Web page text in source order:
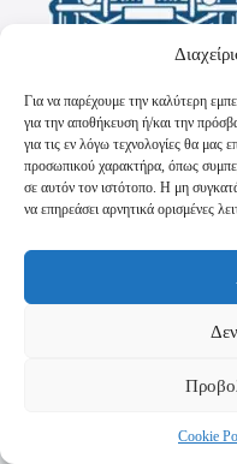
Για να παρέχουμε την καλύτερη
για την αποθήκευση ή/και την
για τις εν λόγω τεχνολογίες θα μας
προσωπικού χαρακτήρα, όπως
σε αυτόν τον ιστότοπο. Η μη
να επηρεάσει αρνητικά ορισμένες
Cookie